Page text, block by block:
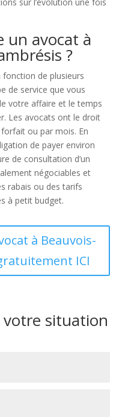
un avocat à
?
fonction de plusieurs
de service que vous
votre affaire et le temps
Les avocats ont le droit
ou par mois. En
de payer environ
de consultation d’un
négociables et
rabais ou des tarifs
à petit budget.
à Beauvois-
ICI
votre situation